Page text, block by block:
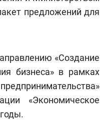
предложений для
«Создание
бизнеса» в рамках
«Экономическое